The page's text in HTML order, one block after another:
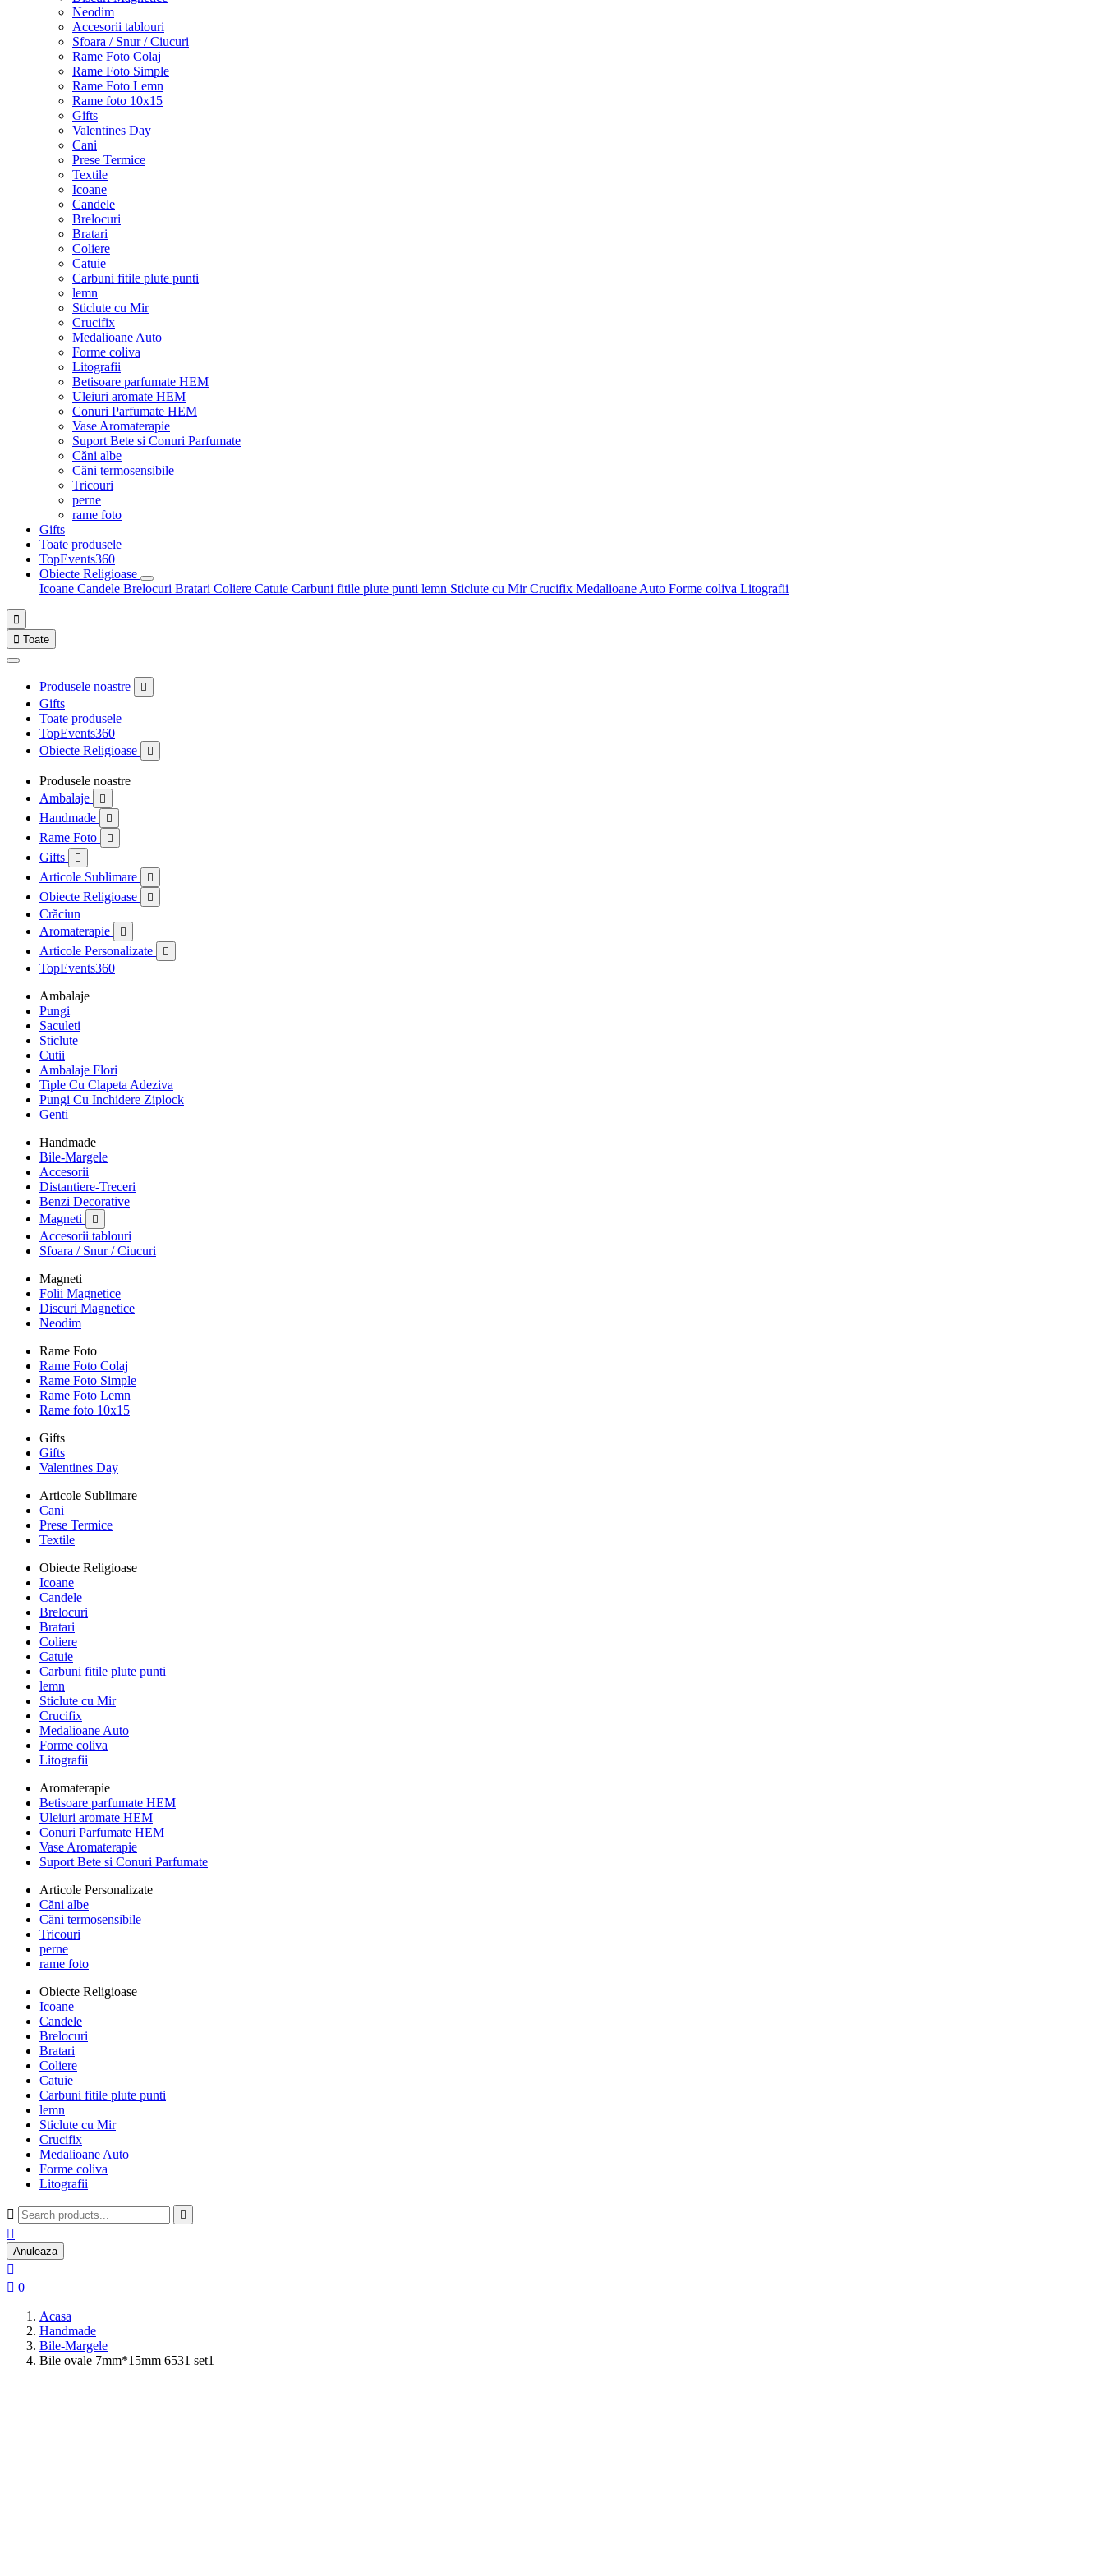
Neodim
Accesorii tablouri
Sfoara / Snur / Ciucuri
Rame Foto Colaj
Rame Foto Simple
Rame Foto Lemn
Rame foto 10x15
Gifts
Valentines Day
Cani
Prese Termice
Textile
Icoane
Candele
Brelocuri
Bratari
Coliere
Catuie
Carbuni fitile plute punti
lemn
Sticlute cu Mir
Crucifix
Medalioane Auto
Forme coliva
Litografii
Betisoare parfumate HEM
Uleiuri aromate HEM
Conuri Parfumate HEM
Vase Aromaterapie
Suport Bete si Conuri Parfumate
Căni albe
Căni termosensibile
Tricouri
perne
rame foto
Gifts
Toate produsele
TopEvents360
Obiecte Religioase
Icoane Candele Brelocuri Bratari Coliere Catuie Carbuni fitile plute punti lemn Sticlute cu MirCrucifix Medalioane Auto Forme coliva Litografii

 Toate
Produsele noastre 
Gifts
Toate produsele
TopEvents360
Obiecte Religioase

Produsele noastre
Ambalaje

Handmade 
Rame Foto 
Gifts 
Articole Sublimare 
Obiecte Religioase 
Crăciun
Aromaterapie

Articole Personalizate 
TopEvents360
Ambalaje
Pungi
Saculeti
Sticlute
Cutii
Ambalaje Flori
Tiple Cu Clapeta Adeziva
Pungi Cu Inchidere Ziplock
Genti
Handmade
Bile-Margele
Accesorii
Distantiere-Treceri
Benzi Decorative
Magneti

Accesorii tablouri
Sfoara / Snur / Ciucuri
Magneti
Folii Magnetice
Discuri Magnetice
Neodim
Rame Foto
Rame Foto Colaj
Rame Foto Simple
Rame Foto Lemn
Rame foto 10x15
Gifts
Gifts
Valentines Day
Articole Sublimare
Cani
Prese Termice
Textile
Obiecte Religioase
Icoane
Candele
Brelocuri
Bratari
Coliere
Catuie
Carbuni fitile plute punti
lemn
Sticlute cu Mir
Crucifix
Medalioane Auto
Forme coliva
Litografii
Aromaterapie
Betisoare parfumate HEM
Uleiuri aromate HEM
Conuri Parfumate HEM
Vase Aromaterapie
Suport Bete si Conuri Parfumate
Articole Personalizate
Căni albe
Căni termosensibile
Tricouri
perne
rame foto
Obiecte Religioase
Icoane
Candele
Brelocuri
Bratari
Coliere
Catuie
Carbuni fitile plute punti
lemn
Sticlute cu Mir
Crucifix
Medalioane Auto
Forme coliva
Litografii
 

Anuleaza

 0
Acasa
Handmade
Bile-Margele
Bile ovale 7mm*15mm 6531 set1